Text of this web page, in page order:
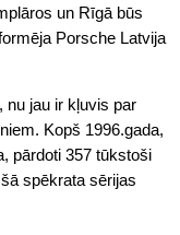
un Rīgā būs
Porsche Latvija
nu jau ir kļuvis par
Kopš 1996.gada,
pārdoti 357 tūkstoši
spēkrata sērijas